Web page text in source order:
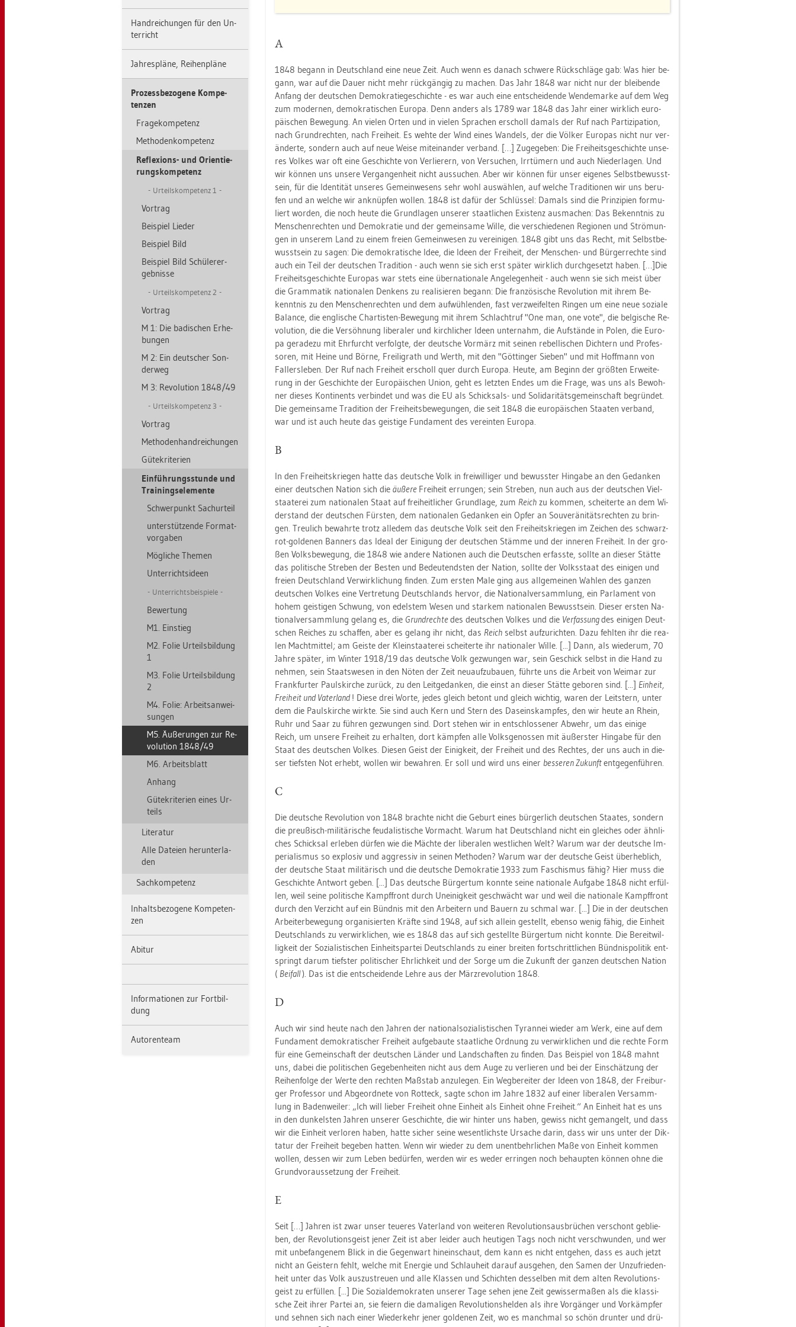
Hand­rei­chun­gen für den Un­
ter­richt
Jah­res­plä­ne, Rei­hen­plä­ne
Pro­zess­be­zo­ge­ne Kom­pe­
ten­zen
Fra­ge­kom­pe­tenz
Me­tho­den­kom­pe­tenz
Re­fle­xi­ons- und Ori­en­tie­
rungs­kom­pe­tenz
Ur­teils­kom­pe­tenz 1
Vor­trag
Bei­spiel Lie­der
Bei­spiel Bild
Bei­spiel Bild Schü­le­r­er­
geb­nis­se
Ur­teils­kom­pe­tenz 2
Vor­trag
M 1: Die ba­di­schen Er­he­
bun­gen
M 2: Ein deut­scher Son­
der­weg
M 3: Re­vo­lu­ti­on 1848/49
Ur­teils­kom­pe­tenz 3
Vor­trag
Me­tho­den­hand­rei­chun­gen
Gü­te­kri­te­ri­en
Ein­füh­rungs­stun­de und
Trai­nings­ele­men­te
Schwer­punkt Sa­chur­teil
un­ter­stüt­zen­de For­mat­
vor­ga­ben
Mög­li­che The­men
Un­ter­richts­ide­en
Un­ter­richts­bei­spie­le
Be­wer­tung
M1. Ein­stieg
M2. Folie Ur­teils­bil­dung
1
M3. Folie Ur­teils­bil­dung
2
M4. Folie: Ar­beits­an­wei­
sun­gen
M5. Äu­ße­run­gen zur Re­
vo­lu­ti­on 1848/49
M6. Ar­beits­blatt
An­hang
Gü­te­kri­te­ri­en eines Ur­
teils
Li­te­ra­tur
Alle Da­tei­en her­un­ter­la­
den
Sach­kom­pe­tenz
In­halts­be­zo­ge­ne Kom­pe­ten­
zen
Ab­itur
In­for­ma­tio­nen zur Fort­bil­
dung
Au­to­ren­team
A
1848 be­gann in Deutsch­land eine neue Zeit. Auch wenn es da­nach schwe­re Rück­schlä­ge gab: Was hier be­
gann, war auf die Dauer nicht mehr rück­gän­gig zu ma­chen. Das Jahr 1848 war nicht nur der blei­ben­de
An­fang der deut­schen De­mo­kra­tie­ge­schich­te - es war auch eine ent­schei­den­de Wen­de­mar­ke auf dem Weg
zum mo­der­nen, de­mo­kra­ti­schen Eu­ro­pa. Denn an­ders als 1789 war 1848 das Jahr einer wirk­lich eu­ro­
päi­schen Be­we­gung. An vie­len Orten und in vie­len Spra­chen er­scholl da­mals der Ruf nach Par­ti­zi­pa­ti­on,
nach Grund­rech­ten, nach Frei­heit. Es wehte der Wind eines Wan­dels, der die Völ­ker Eu­ro­pas nicht nur ver­
än­der­te, son­dern auch auf neue Weise mit­ein­an­der ver­band. […] Zu­ge­ge­ben: Die Frei­heits­ge­schich­te un­se­
res Vol­kes war oft eine Ge­schich­te von Ver­lie­rern, von Ver­su­chen, Irr­tü­mern und auch Nie­der­la­gen. Und
wir kön­nen uns un­se­re Ver­gan­gen­heit nicht aus­su­chen. Aber wir kön­nen für unser ei­ge­nes Selbst­be­wusst­
sein, für die Iden­ti­tät un­se­res Ge­mein­we­sens sehr wohl aus­wäh­len, auf wel­che Tra­di­tio­nen wir uns be­ru­
fen und an wel­che wir an­knüp­fen wol­len. 1848 ist dafür der Schlüs­sel: Da­mals sind die Prin­zi­pi­en for­mu­
liert wor­den, die noch heute die Grund­la­gen un­se­rer staat­li­chen Exis­tenz aus­ma­chen: Das Be­kennt­nis zu
Men­schen­rech­ten und De­mo­kra­tie und der ge­mein­sa­me Wille, die ver­schie­de­nen Re­gio­nen und Strö­mun­
gen in un­se­rem Land zu einem frei­en Ge­mein­we­sen zu ver­ei­ni­gen. 1848 gibt uns das Recht, mit Selbst­be­
wusst­sein zu sagen: Die de­mo­kra­ti­sche Idee, die Ideen der Frei­heit, der Men­schen- und Bür­ger­rech­te sind
auch ein Teil der deut­schen Tra­di­ti­on - auch wenn sie sich erst spä­ter wirk­lich durch­ge­setzt haben. […]Die
Frei­heits­ge­schich­te Eu­ro­pas war stets eine über­na­tio­na­le An­ge­le­gen­heit - auch wenn sie sich meist über
die Gram­ma­tik na­tio­na­len Den­kens zu rea­li­sie­ren be­gann: Die fran­zö­si­sche Re­vo­lu­ti­on mit ihrem Be­
kennt­nis zu den Men­schen­rech­ten und dem auf­wüh­len­den, fast ver­zwei­fel­ten Rin­gen um eine neue so­zia­le
Ba­lan­ce, die eng­li­sche Char­tis­ten-Be­we­gung mit ihrem Schlacht­ruf "One man, one vote", die bel­gi­sche Re­
vo­lu­ti­on, die die Ver­söh­nung li­be­ra­ler und kirch­li­cher Ideen un­ter­nahm, die Auf­stän­de in Polen, die Eu­ro­
pa ge­ra­de­zu mit Ehr­furcht ver­folg­te, der deut­sche Vor­märz mit sei­nen re­bel­li­schen Dich­tern und Pro­fes­
so­ren, mit Heine und Börne, Frei­li­grath und Werth, mit den "Göt­tin­ger Sie­ben" und mit Hoff­mann von
Fal­lers­le­ben. Der Ruf nach Frei­heit er­scholl quer durch Eu­ro­pa. Heute, am Be­ginn der größ­ten Er­wei­te­
rung in der Ge­schich­te der Eu­ro­päi­schen Union, geht es letz­ten Endes um die Frage, was uns als Be­woh­
ner die­ses Kon­ti­nents ver­bin­det und was die EU als Schick­sals- und So­li­da­ri­täts­ge­mein­schaft be­grün­det.
Die ge­mein­sa­me Tra­di­ti­on der Frei­heits­be­we­gun­gen, die seit 1848 die eu­ro­päi­schen Staa­ten ver­band,
war und ist auch heute das geis­ti­ge Fun­da­ment des ver­ein­ten Eu­ro­pa.
B
In den Frei­heits­krie­gen hatte das deut­sche Volk in frei­wil­li­ger und be­wuss­ter Hin­ga­be an den Ge­dan­ken
einer deut­schen Na­ti­on sich die äu­ße­re Frei­heit er­run­gen; sein Stre­ben, nun auch aus der deut­schen Viel­
staa­te­rei zum na­tio­na­len Staat auf frei­heit­li­cher Grund­la­ge, zum Reich zu kom­men, schei­ter­te an dem Wi­
der­stand der deut­schen Fürs­ten, dem na­tio­na­len Ge­dan­ken ein Opfer an Sou­ve­rä­ni­täts­rech­ten zu brin­
gen. Treu­lich be­wahr­te trotz al­le­dem das deut­sche Volk seit den Frei­heits­krie­gen im Zei­chen des schwarz-
rot-gol­de­nen Ban­ners das Ideal der Ei­ni­gung der deut­schen Stäm­me und der in­ne­ren Frei­heit. In der gro­
ßen Volks­be­we­gung, die 1848 wie an­de­re Na­tio­nen auch die Deut­schen er­fass­te, soll­te an die­ser Stät­te
das po­li­ti­sche Stre­ben der Bes­ten und Be­deu­tends­ten der Na­ti­on, soll­te der Volks­staat des ei­ni­gen und
frei­en Deutsch­land Ver­wirk­li­chung fin­den. Zum ers­ten Male ging aus all­ge­mei­nen Wah­len des gan­zen
deut­schen Vol­kes eine Ver­tre­tung Deutsch­lands her­vor, die Na­tio­nal­ver­samm­lung, ein Par­la­ment von
hohem geis­ti­gen Schwung, von edels­tem Wesen und star­kem na­tio­na­len Be­wusst­sein. Die­ser ers­ten Na­
tio­nal­ver­samm­lung ge­lang es, die Grund­rech­tedes deut­schen Vol­kes und die Ver­fas­sungdes ei­ni­gen Deut­
schen Rei­ches zu schaf­fen, aber es ge­lang ihr nicht, das Reich selbst auf­zu­rich­ten. Dazu fehl­ten ihr die rea­
len Macht­mit­tel; am Geis­te der Klein­staa­te­rei schei­ter­te ihr na­tio­na­ler Wille. [...] Dann, als wie­der­um, 70
Jahre spä­ter, im Win­ter 1918/19 das deut­sche Volk ge­zwun­gen war, sein Ge­schick selbst in die Hand zu
neh­men, sein Staats­we­sen in den Nöten der Zeit neu­auf­zu­bau­en, führ­te uns die Ar­beit von Wei­mar zur
Frank­fur­ter Pauls­kir­che zu­rück, zu den Leit­ge­dan­ken, die einst an die­ser Stät­te ge­bo­ren sind. [...] Ein­heit,
Frei­heit und Va­ter­land! Diese drei Worte, jedes gleich be­tont und gleich wich­tig, waren der Leit­stern, unter
dem die Pauls­kir­che wirk­te. Sie sind auch Kern und Stern des Da­seins­kamp­fes, den wir heute an Rhein,
Ruhr und Saar zu füh­ren ge­zwun­gen sind. Dort ste­hen wir in ent­schlos­se­ner Ab­wehr, um das ei­ni­ge
Reich, um un­se­re Frei­heit zu er­hal­ten, dort kämp­fen alle Volks­ge­nos­sen mit äu­ßers­ter Hin­ga­be für den
Staat des deut­schen Vol­kes. Die­sen Geist der Ei­nig­keit, der Frei­heit und des Rech­tes, der uns auch in die­
ser tiefs­ten Not er­hebt, wol­len wir be­wah­ren. Er soll und wird uns einer bes­se­ren Zu­kunftent­ge­gen­füh­ren.
C
Die deut­sche Re­vo­lu­ti­on von 1848 brach­te nicht die Ge­burt eines bür­ger­lich deut­schen Staa­tes, son­dern
die preu­ßisch-mi­li­tä­ri­sche feu­da­lis­ti­sche Vor­macht. Warum hat Deutsch­land nicht ein glei­ches oder ähn­li­
ches Schick­sal er­le­ben dür­fen wie die Mäch­te der li­be­ra­len west­li­chen Welt? Warum war der deut­sche Im­
pe­ria­lis­mus so ex­plo­siv und ag­gres­siv in sei­nen Me­tho­den? Warum war der deut­sche Geist über­heb­lich,
der deut­sche Staat mi­li­tä­risch und die deut­sche De­mo­kra­tie 1933 zum Fa­schis­mus fähig? Hier muss die
Ge­schich­te Ant­wort geben. [...] Das deut­sche Bür­ger­tum konn­te seine na­tio­na­le Auf­ga­be 1848 nicht er­fül­
len, weil seine po­li­ti­sche Kampf­front durch Un­ei­nig­keit ge­schwächt war und weil die na­tio­na­le Kampf­front
durch den Ver­zicht auf ein Bünd­nis mit den Ar­bei­tern und Bau­ern zu schmal war. [...] Die in der deut­schen
Ar­bei­ter­be­we­gung or­ga­ni­sier­ten Kräf­te sind 1948, auf sich al­lein ge­stellt, eben­so wenig fähig, die Ein­heit
Deutsch­lands zu ver­wirk­li­chen, wie es 1848 das auf sich ge­stell­te Bür­ger­tum nicht konn­te. Die Be­reit­wil­
lig­keit der So­zia­lis­ti­schen Ein­heits­par­tei Deutsch­lands zu einer brei­ten fort­schritt­li­chen Bünd­nis­po­li­tik ent­
springt darum tiefs­ter po­li­ti­scher Ehr­lich­keit und der Sorge um die Zu­kunft der gan­zen deut­schen Na­ti­on
( Bei­fall). Das ist die ent­schei­den­de Lehre aus der März­re­vo­lu­ti­on 1848.
D
Auch wir sind heute nach den Jah­ren der na­tio­nal­so­zia­lis­ti­schen Ty­ran­nei wie­der am Werk, eine auf dem
Fun­da­ment de­mo­kra­ti­scher Frei­heit auf­ge­bau­te staat­li­che Ord­nung zu ver­wirk­li­chen und die rech­te Form
für eine Ge­mein­schaft der deut­schen Län­der und Land­schaf­ten zu fin­den. Das Bei­spiel von 1848 mahnt
uns, dabei die po­li­ti­schen Ge­ge­ben­hei­ten nicht aus dem Auge zu ver­lie­ren und bei der Ein­schät­zung der
Rei­hen­fol­ge der Werte den rech­ten Maß­stab an­zu­le­gen. Ein Weg­be­rei­ter der Ideen von 1848, der Frei­bur­
ger Pro­fes­sor und Ab­ge­ord­ne­te von Rotteck, sagte schon im Jahre 1832 auf einer li­be­ra­len Ver­samm­
lung in Ba­den­wei­ler: „Ich will lie­ber Frei­heit ohne Ein­heit als Ein­heit ohne Frei­heit.“ An Ein­heit hat es uns
in den dun­kels­ten Jah­ren un­se­rer Ge­schich­te, die wir hin­ter uns haben, ge­wiss nicht ge­man­gelt, und dass
wir die Ein­heit ver­lo­ren haben, hatte si­cher seine we­sent­lichs­te Ur­sa­che darin, dass wir uns unter der Dik­
ta­tur der Frei­heit be­ge­ben hat­ten. Wenn wir wie­der zu dem un­ent­behr­li­chen Maße von Ein­heit kom­men
wol­len, des­sen wir zum Leben be­dür­fen, wer­den wir es weder er­rin­gen noch be­haup­ten kön­nen ohne die
Grund­vor­aus­set­zung der Frei­heit.
E
Seit […] Jah­ren ist zwar unser teu­e­res Va­ter­land von wei­te­ren Re­vo­lu­ti­ons­aus­brü­chen ver­schont ge­blie­
ben, der Re­vo­lu­ti­ons­geist jener Zeit ist aber lei­der auch heu­ti­gen Tags noch nicht ver­schwun­den, und wer
mit un­be­fan­ge­nem Blick in die Ge­gen­wart hin­ein­schaut, dem kann es nicht ent­ge­hen, dass es auch jetzt
nicht an Geis­tern fehlt, wel­che mit En­er­gie und Schlau­heit dar­auf aus­ge­hen, den Samen der Un­zu­frie­den­
heit unter das Volk aus­zu­streu­en und alle Klas­sen und Schich­ten des­sel­ben mit dem alten Re­vo­lu­ti­ons­
geist zu er­fül­len. [...] Die So­zi­al­de­mo­kra­ten un­se­rer Tage sehen jene Zeit ge­wis­ser­ma­ßen als die klas­si­
sche Zeit ihrer Par­tei an, sie fei­ern die da­ma­li­gen Re­vo­lu­ti­ons­hel­den als ihre Vor­gän­ger und Vor­kämp­fer
und seh­nen sich nach einer Wie­der­kehr jener gol­de­nen Zeit, wo es manch­mal so schön drun­ter und drü­